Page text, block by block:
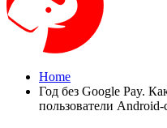
Home
Год без Google Pay.
пользователи